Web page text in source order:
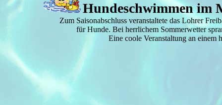
Hundeschwimmen im
Zum Saisonabschluss veranstaltete das Lohrer
für Hunde. Bei herrlichem Sommerwetter
Eine coole Veranstaltung an einem